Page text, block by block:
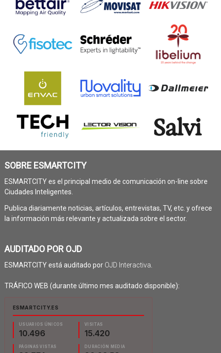
SOBRE ESMARTCITY
ESMARTCITY es el principal medio de comunicación on-line sobre
Ciudades Inteligentes.
Publica diariamente noticias, artículos, entrevistas, TV, etc. y ofrece
la información más relevante y actualizada sobre el sector.
AUDITADO POR OJD
ESMARTCITY está auditado por OJD Interactiva
TRÁFICO WEB (durante último mes auditado disponible):